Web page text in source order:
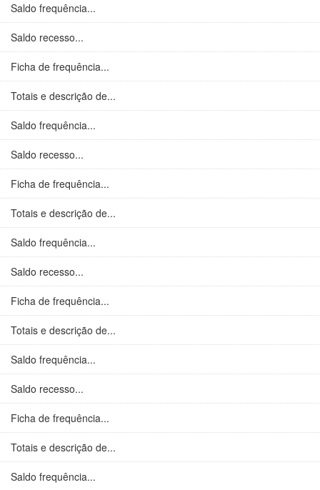
Saldo frequência...
Saldo recesso...
Ficha de frequência...
Totais e descrição de...
Saldo frequência...
Saldo recesso...
Ficha de frequência...
Totais e descrição de...
Saldo frequência...
Saldo recesso...
Ficha de frequência...
Totais e descrição de...
Saldo frequência...
Saldo recesso...
Ficha de frequência...
Totais e descrição de...
Saldo frequência...